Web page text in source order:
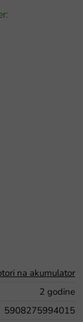
na akumulator
2 godine
5908275994015